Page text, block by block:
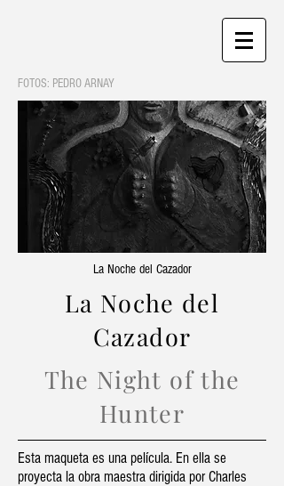
FOTOS: PEDRO ARNAY
La Noche del Cazador
La Noche del
Cazador
The Night of the
Hunter
Esta maqueta es una película. En ella se
proyecta la obra maestra dirigida por Charles